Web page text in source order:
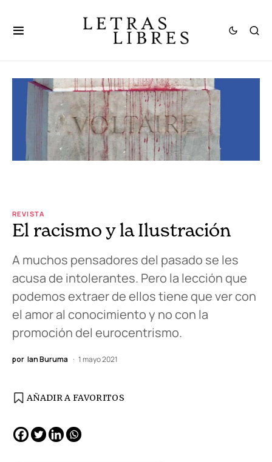
REVISTA
El racismo y la Ilustración
A muchos pensadores del pasado se les
acusa de intolerantes. Pero la lección que
podemos extraer de ellos tiene que ver con
el amor al conocimiento y no con la
promoción del eurocentrismo.
por Ian Buruma 1 mayo 2021
AÑADIR A FAVORITOS